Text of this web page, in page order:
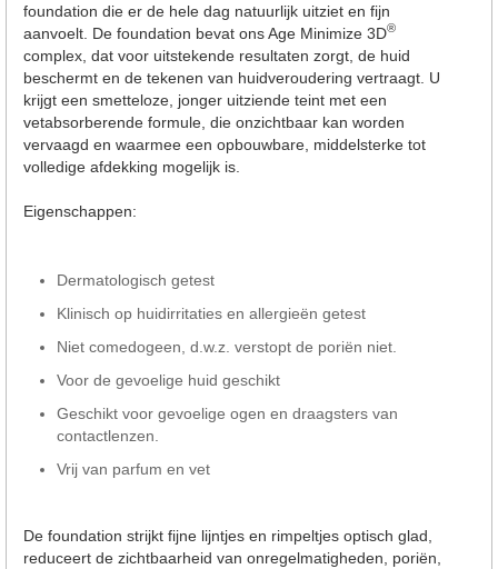
foundation die er de hele dag natuurlijk uitziet en fijn
aanvoelt. De foundation bevat ons Age Minimize 3D®
complex, dat voor uitstekende resultaten zorgt, de huid
beschermt en de tekenen van huidveroudering vertraagt. U
krijgt een smetteloze, jonger uitziende teint met een
vetabsorberende formule, die onzichtbaar kan worden
vervaagd en waarmee een opbouwbare, middelsterke tot
volledige afdekking mogelijk is.
Eigenschappen:
Dermatologisch getest
Klinisch op huidirritaties en allergieën getest
Niet comedogeen, d.w.z. verstopt de poriën niet.
Voor de gevoelige huid geschikt
Geschikt voor gevoelige ogen en draagsters van
contactlenzen.
Vrij van parfum en vet
De foundation strijkt fijne lijntjes en rimpeltjes optisch glad,
reduceert de zichtbaarheid van onregelmatigheden, poriën,